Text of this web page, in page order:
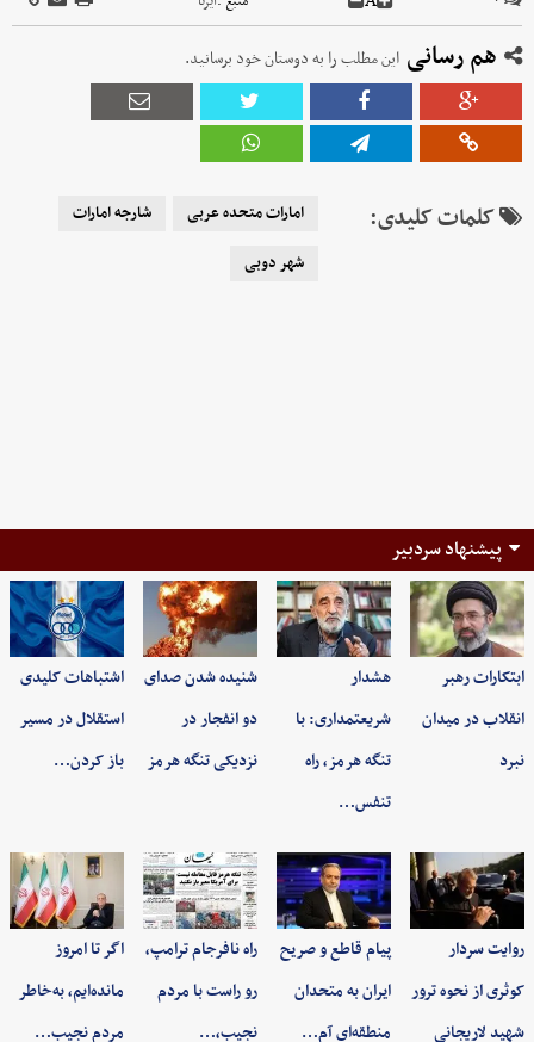
هم رسانی این مطلب را به دوستان خود برسانید.
کلمات کلیدی: امارات متحده عربی
شارجه امارات
شهر دوبی
پیشنهاد سردبیر
ابتکارات رهبر
انقلاب در میدان
نبرد
هشدار
شریعتمداری: با
تنگه هرمز، راه
تنفس…
شنیده شدن صدای
دو انفجار در
نزدیکی تنگه هرمز
اشتباهات کلیدی
استقلال در مسیر
باز کردن…
روایت سردار
کوثری از نحوه ترور
شهید لاریجانی
پیام قاطع و صریح
ایران به متحدان
منطقه‌ای آم…
راه نافرجام ترامپ،
رو راست با مردم
نجیب،…
اگر تا امروز
مانده‌ایم، به‌خاطر
مردم نجیب…